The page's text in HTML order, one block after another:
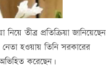
তীব্র প্রতিক্রিয়া জানিয়েছেন
হওয়ায় তিনি সরকারের
অভিহিত করেছেন।